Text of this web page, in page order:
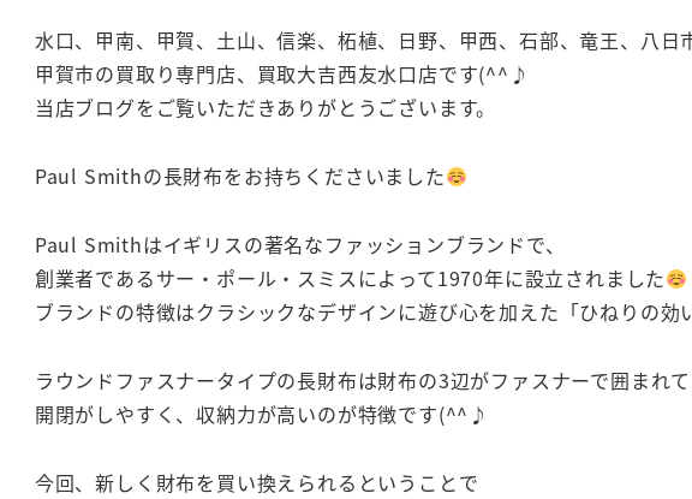
水口、甲南、甲賀、土山、信楽、柘植、日野、甲西、石部、竜王、八
甲賀市の買取り専門店、買取大吉西友水口店です(^^♪
当店ブログをご覧いただきありがとうございます。
Paul Smithの長財布をお持ちくださいました
Paul Smithはイギリスの著名なファッションブランドで、
創業者であるサー・ポール・スミスによって1970年に設立されました
ブランドの特徴はクラシックなデザインに遊び心を加えた「ひねりの
ラウンドファスナータイプの長財布は財布の3辺がファスナーで囲まれ
開閉がしやすく、収納力が高いのが特徴です(^^♪
今回、新しく財布を買い換えられるということで